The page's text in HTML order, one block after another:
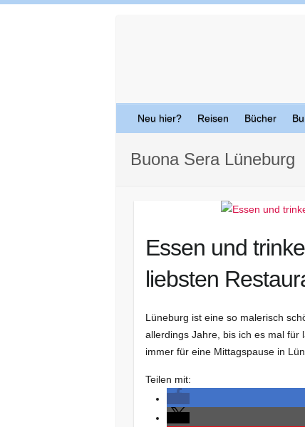
Neu hier? Reisen Bücher
Buona Sera Lüneburg
Essen und
liebsten
Lüneburg ist eine so malerisch
allerdings Jahre, bis ich es mal für
immer für eine Mittagspause in
Teilen mit: